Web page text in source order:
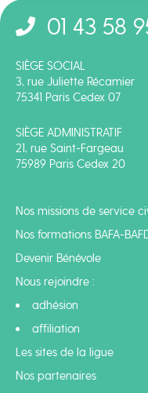
01 43 58
SIÈGE SOCIAL
3, rue Juliette Récamier
75341 Paris Cedex 07
SIÈGE ADMINISTRATIF
21, rue Saint-Fargeau
75989 Paris Cedex 20
Nos missions de service
Nos formations BAFA-
Devenir Bénévole
Nous rejoindre :
adhésion
affiliation
Les sites de la ligue
Nos partenaires